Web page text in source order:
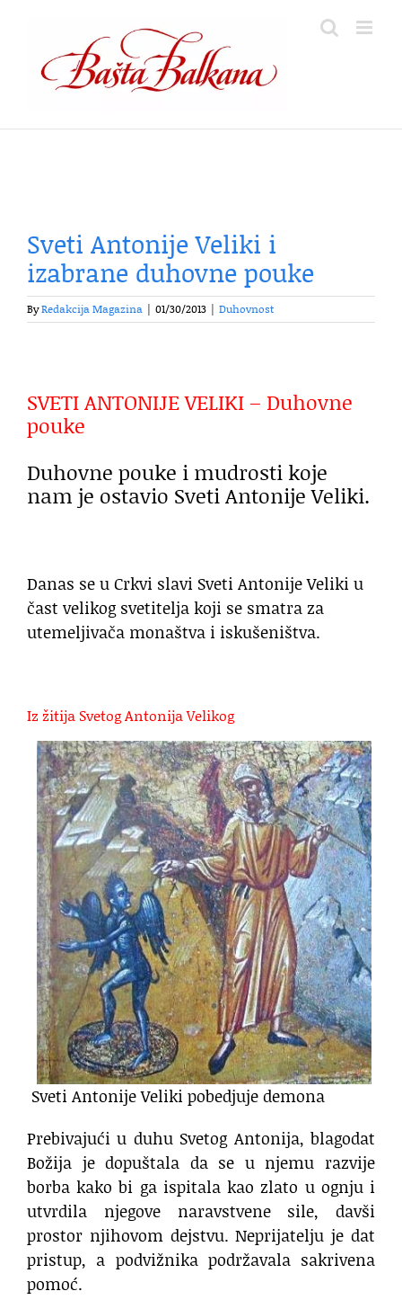
content
Sveti Antonije Veliki i
izabrane duhovne pouke
ByRedakcija Magazina 01/30/2013 Duhovnost
SVETI ANTONIJE VELIKI – Duhovne
pouke
Duhovne pouke i mudrosti koje
nam je ostavio Sveti Antonije Veliki.
Danas se u Crkvi slavi Sveti Antonije Veliki u
čast velikog svetitelja koji se smatra za
utemeljivača monaštva i iskušeništva.
Iz žitija Svetog Antonija Velikog
Sveti Antonije Veliki pobedjuje demona
Prebivajući u duhu Svetog Antonija, blagodat
Božija je dopuštala da se u njemu razvije
borba kako bi ga ispitala kao zlato u ognju i
utvrdila njegove naravstvene sile, davši
prostor njihovom dejstvu. Neprijatelju je dat
pristup, a podvižnika podržavala sakrivena
pomoć.